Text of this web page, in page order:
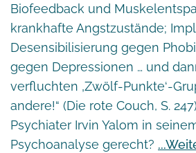
Biofeedback und
krankhafte Angstzustände;
Desensibilisierung gegen
gegen Depressionen … und
verfluchten ‚Zwölf-Punkte‘-
andere!“ (Die rote Couch, S.
Psychiater Irvin Yalom in
Psychoanalyse gerecht?